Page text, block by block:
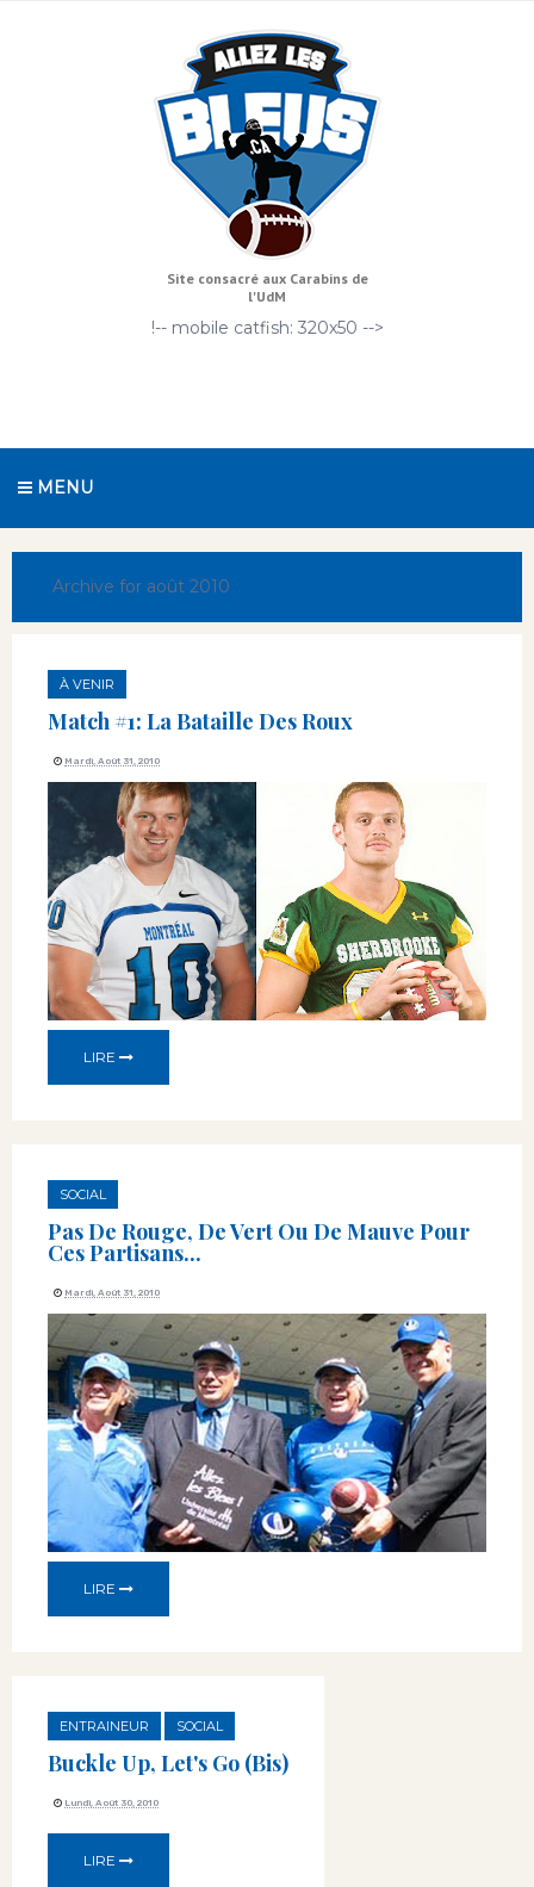
Site consacré aux Carabins de
l'UdM
!-- mobile catfish: 320x50 -->
MENU
Archive for août 2010
À VENIR
Match #1: La Bataille Des Roux
Mardi, Août 31, 2010
LIRE
SOCIAL
Pas De Rouge, De Vert Ou De Mauve Pour
Ces Partisans...
Mardi, Août 31, 2010
LIRE
ENTRAINEUR SOCIAL
Buckle Up, Let's Go (bis)
Lundi, Août 30, 2010
LIRE